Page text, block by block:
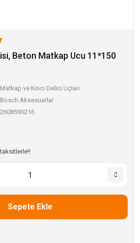
Beton Matkap Ucu 11*150
Matkap ve Kırıcı Delici Uçları
Bosch Aksesuarlar
2608590216
Sepete Ekle